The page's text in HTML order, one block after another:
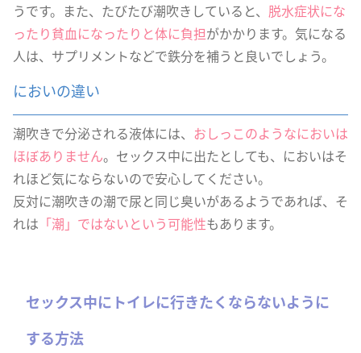
うです。また、たびたび潮吹きしていると、 脱水症状にな
ったり貧血になったりと体に負担がかかります。気になる
人は、サプリメントなどで鉄分を補うと良いでしょう。
においの違い
潮吹きで分泌される液体には、 おしっこのようなにおいは
ほぼありません。セックス中に出たとしても、においはそ
れほど気にならないので安心してください。
反対に潮吹きの潮で尿と同じ臭いがあるようであれば、そ
れは 「潮」ではないという可能性もあります。
セックス中にトイレに行きたくならないように
する方法